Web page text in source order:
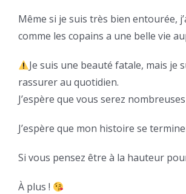
Même si je suis très bien entourée,
comme les copains a une belle vie
Je suis une beauté fatale, mais je
rassurer au quotidien.
J’espère que vous serez
J’espère que mon histoire se
Si vous pensez être à la hauteur
À plus !